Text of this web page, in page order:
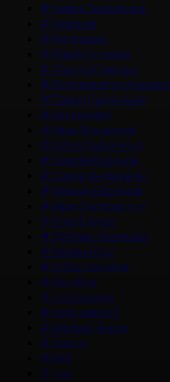
# Чайка Терешкова
# Невский
# Интервью
# Юрий Стоянов
#Лариса Гузеева
# История его служанки
# Павел Прилучный
#Актер кино
# Иван Янковский
# Юлия Пересильд
# Сергей Бурунов
# Сарик Андреасян
# Михаил Ефремов
# Иван Охлобыстин
# Влад Ценев
#Любовь Аксенова
# Милана Бру
#Зубастая няня
# Колобок
# Смешарики
# Чебурашка 3
# Матвей Лыков
#Холод
# НМГ
# док